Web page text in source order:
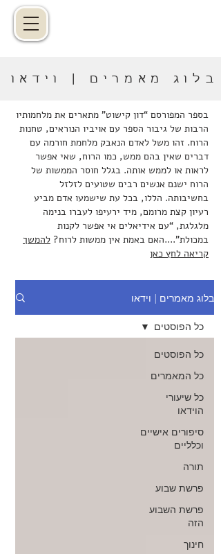
בלוג מאמרים | וידאו
בספר המפורסם “דון קישוט” מתארים את מלחמותיו
הרבות של גיבור הספר עם אויביו הנוראים, טחנות
הרוח. זהו משל לאדם הנאבק מלחמת חורמה עם
דברים שאין בהם ממש, כמו הרוח, שאי אפשר
לראות או לממש אותה. בגלל חוסר הממשות של
הרוח ישנם אנשים רבים שטועים לזלזל
בחשיבותה. הללו, בכל עת שישמעו אדם מביע
רעיון קצת מרומם, מיד ירעיפו לעברו בנימה
מלגלגת, “עם אידיאלים אי אפשר לקנות
במכולת”....האם באמת אין ממשות לרוח? להמשך
קריאה לחץ כאן
בלוג מאמרים | וידאו
כל הפוסטים
כל המאמרים
כל שיעורי
הוידאו
סיפורים אישיים
וכלליים
תורה
פרשת שבוע
פרשת השבוע
הזה
חינוך
כל הפוסטים